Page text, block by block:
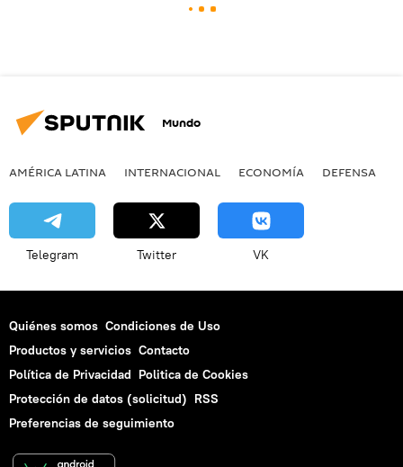
Mundo
AMÉRICA LATINA INTERNACIONAL ECONOMÍA DEFENSA
Telegram Twitter VK
Quiénes somos Condiciones de Uso
Productos y servicios Contacto
Política de Privacidad Politica de Cookies
Protección de datos (solicitud) RSS
Preferencias de seguimiento